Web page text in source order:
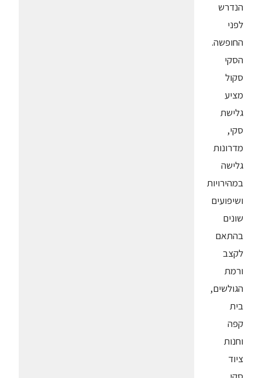
הנדרש
לפני
החופשה.
הסקי
סקול
מציע
גלישת
סקי,
מדרונות
גלישה
במהירויות
ושיפועים
שונים
בהתאם
לקצב
ורמת
הגולשים,
בית
קפה
וחנות
ציוד